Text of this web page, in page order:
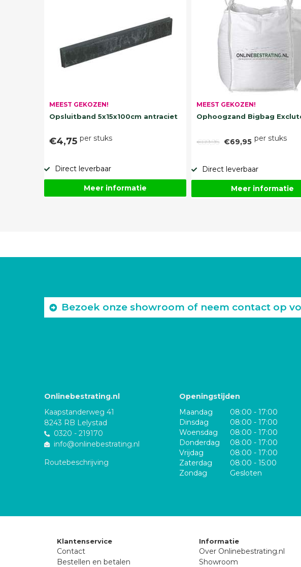
MEEST GEKOZEN!
Opsluitband 5x15x100cm antraciet
€4,75 per stuks
Direct leverbaar
Meer informatie
MEEST GEKOZEN!
Ophoogzand Bigbag
€89,95 €69,95 per stuks
Direct leverbaar
Meer informatie
Bezoek onze showroom of neem contact op
Onlinebestrating.nl
Kaapstanderweg 41
8243 RB Lelystad
0320 - 219170
info@onlinebestrating.nl
Routebeschrijving
Openingstijden
Maandag
08:00 - 17:00
Dinsdag
08:00 - 17:00
Woensdag
08:00 - 17:00
Donderdag
08:00 - 17:00
Vrijdag
08:00 - 17:00
Zaterdag
08:00 - 15:00
Zondag
Gesloten
Klantenservice
Contact
Bestellen en betalen
Informatie
Over Onlinebestrating.nl
Showroom